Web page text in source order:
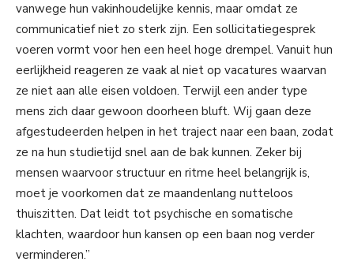
vanwege hun vakinhoudelijke kennis, maar omdat ze
communicatief niet zo sterk zijn. Een sollicitatiegesprek
voeren vormt voor hen een heel hoge drempel. Vanuit hun
eerlijkheid reageren ze vaak al niet op vacatures waarvan
ze niet aan alle eisen voldoen. Terwijl een ander type
mens zich daar gewoon doorheen bluft. Wij gaan deze
afgestudeerden helpen in het traject naar een baan, zodat
ze na hun studietijd snel aan de bak kunnen. Zeker bij
mensen waarvoor structuur en ritme heel belangrijk is,
moet je voorkomen dat ze maandenlang nutteloos
thuiszitten. Dat leidt tot psychische en somatische
klachten, waardoor hun kansen op een baan nog verder
verminderen.”